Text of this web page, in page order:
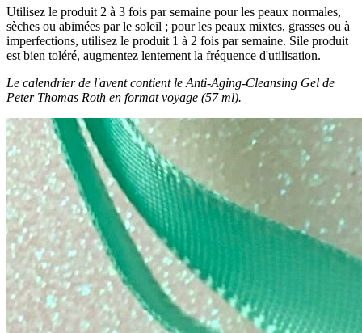
Utilisez le produit 2 à 3 fois par semaine pour les peaux normales,
sèches ou abimées par le soleil ; pour les peaux mixtes, grasses ou à
imperfections, utilisez le produit 1 à 2 fois par semaine. Sile produit
est bien toléré, augmentez lentement la fréquence d'utilisation.
Le calendrier de l'avent contient le Anti-Aging-Cleansing Gel de
Peter Thomas Roth en format voyage (57 ml).